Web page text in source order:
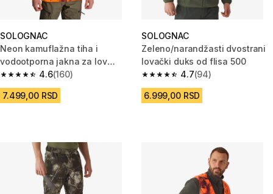
SOLOGNAC
Neon kamuflažna tiha i
vodootporna jakna za lov
TREEMETIC 500
4.6
4.6 od 5 zvezdica from 160 Recenzije
(160)
7.499,00 RSD
SOLOGNAC
Zeleno/narandžasti dvostrani
lovački duks od flisa 500
4.7
4.7 od 5 zvezdica from 94
(94)
6.999,00 RSD